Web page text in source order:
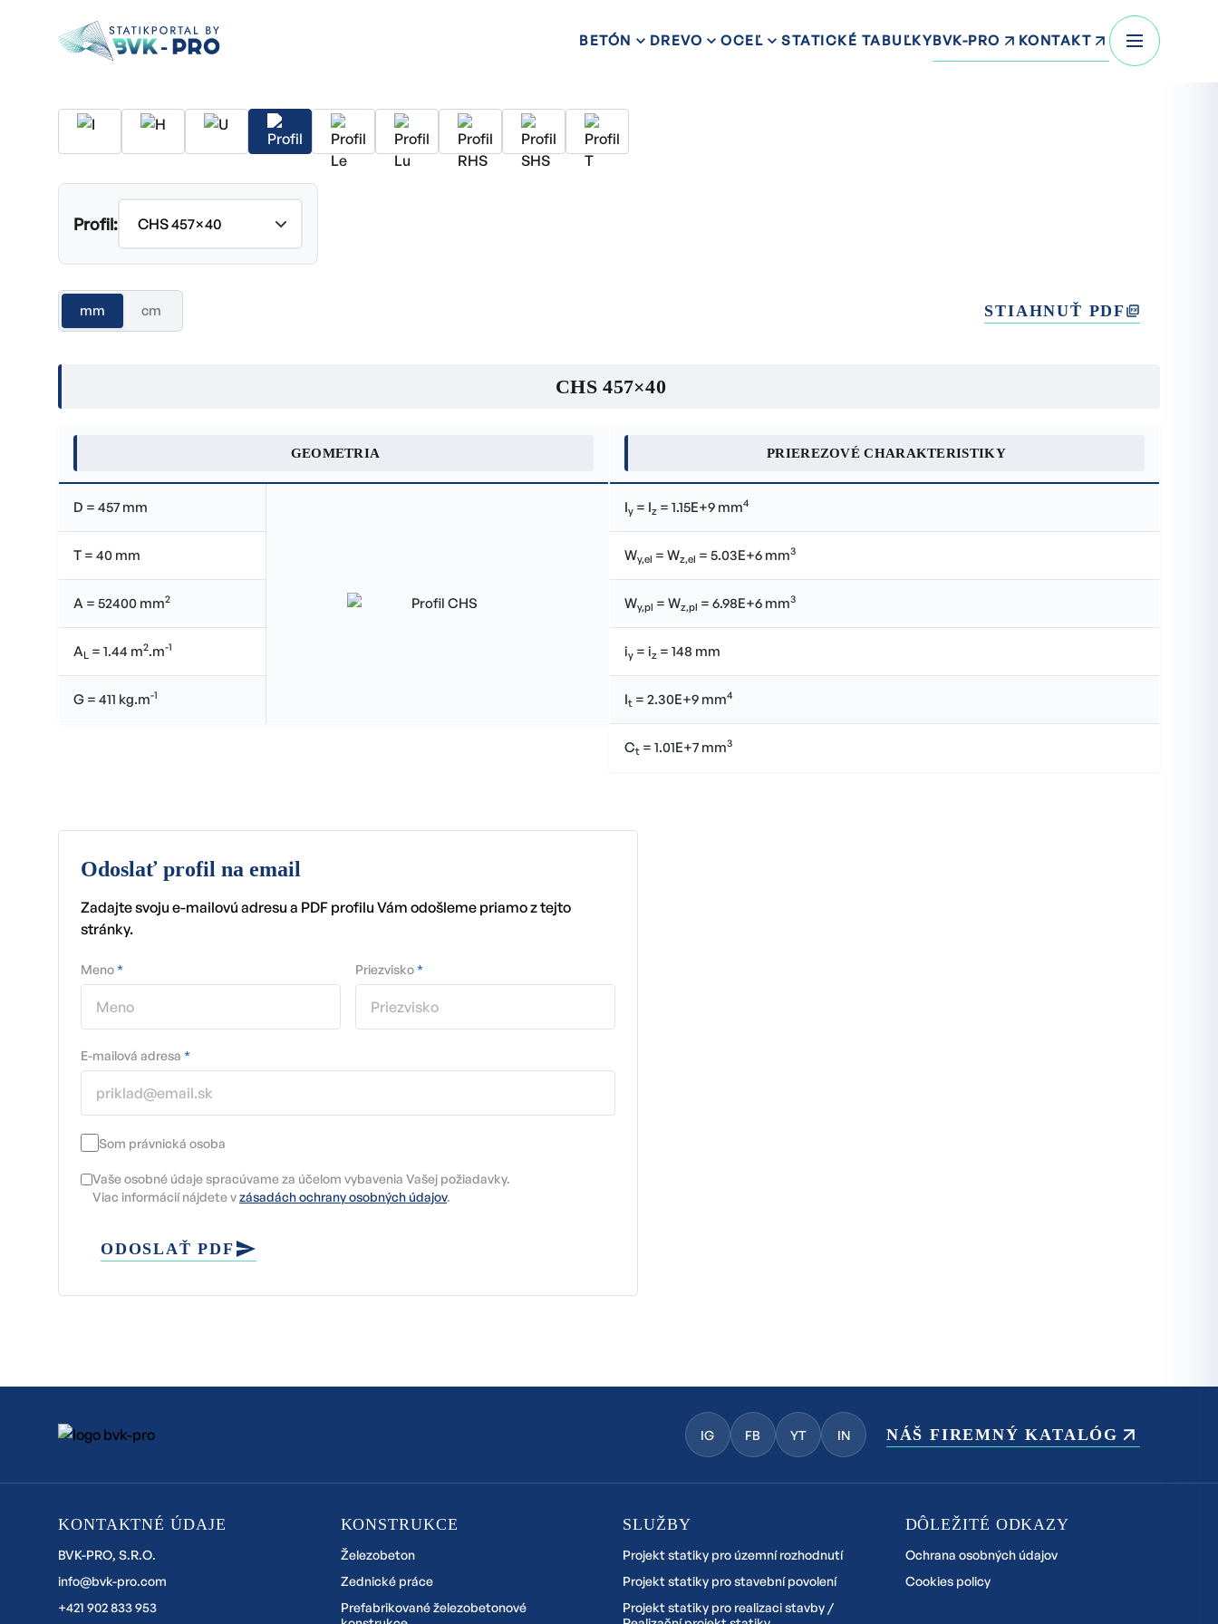
BETÓN DREVO OCEĽ STATICKÉ TABUĽKYBVK-PRO KONTAKT
Profil:
mm cm STIAHNUŤ PDF
CHS 457×40
GEOMETRIA
D = 457 mm
T = 40 mm
A = 52400 mm2
AL = 1.44 m2.m-1
G = 411 kg.m-1
PRIEREZOVÉ CHARAKTERISTIKY
Iy = Iz = 1.15E+9 mm4
Wy,el = Wz,el = 5.03E+6 mm3
Wy,pl = Wz,pl = 6.98E+6 mm3
iy = iz = 148 mm
It = 2.30E+9 mm4
Ct = 1.01E+7 mm3
Odoslať profil na email
Zadajte svoju e-mailovú adresu a PDF profilu Vám odošleme priamo z tejto
stránky.
Meno* Priezvisko*
E-mailová adresa *
Som právnická osoba
Vaše osobné údaje spracúvame za účelom vybavenia Vašej požiadavky.
Viac informácií nájdete vzásadách ochrany osobných údajov.
ODOSLAŤ PDF
IG FB YT IN NÁŠ FIREMNÝ KATALÓG
KONTAKTNÉ ÚDAJE
BVK-PRO, S.R.O.
info@bvk-pro.com
+421 902 833 953
KONSTRUKCE
Železobeton
Zednické práce
Prefabrikované železobetonové
SLUŽBY
Projekt statiky pro územní rozhodnutí
Projekt statiky pro stavební povolení
Projekt statiky pro realizaci stavby /
DÔLEŽITÉ ODKAZY
Ochrana osobných údajov
Cookies policy